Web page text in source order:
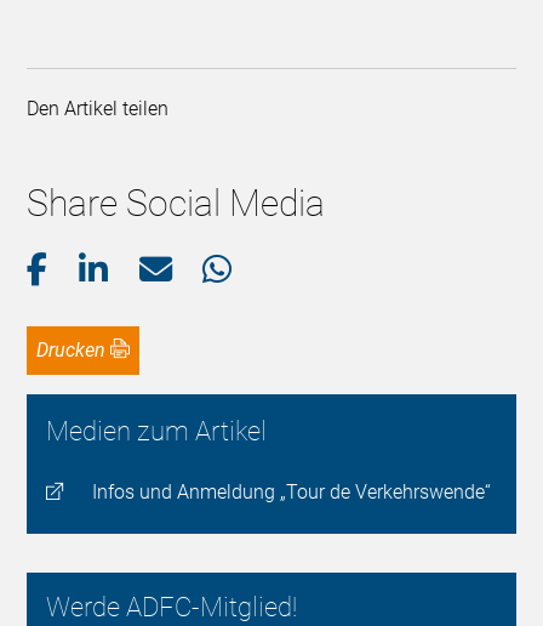
Den Artikel teilen
Share Social Media
Drucken
Medien zum Artikel
Infos und Anmeldung „Tour de Verkehrswende“
Werde ADFC-Mitglied!